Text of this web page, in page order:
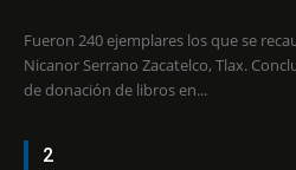
Fueron 240 ejemplares los que se
Nicanor Serrano Zacatelco, Tlax. Concluyó con gran éxito la campaña
de donación de libros en...
2